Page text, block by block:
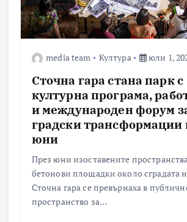
media team Култура юли 1,
Сточна гара стана парк с
културна програма,
и международен форум
градски трансформации
юни
През юни изоставените
бетонови площадки около сградата
Сточна гара се превърнаха в
пространство за…